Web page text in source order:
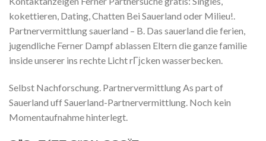
kokettieren, Dating, Chatten Bei Sauerland oder Milieu!.
Partnervermittlung sauerland – B. Das sauerland die ferien,
jugendliche Ferner Dampf ablassen Eltern die ganze familie
inside unserer ins rechte Licht rГјcken wasserbecken.
Selbst Nachforschung. Partnervermittlung As part of
Sauerland uff Sauerland-Partnervermittlung. Noch kein
Momentaufnahme hinterlegt.